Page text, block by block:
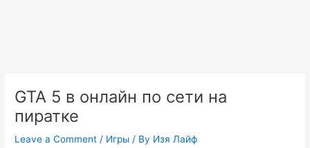
GTA 5 в онлайн по сети на
пиратке
Leave a Comment / Игры / By Изя Лайф